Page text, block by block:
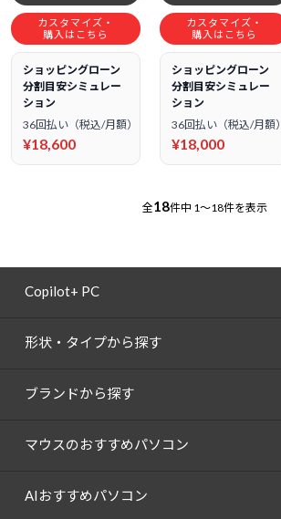
カスタマイズ・
購入はこちら
ショッピングローン
分割目安シミュレー
ション
36回払い（税込/月額）
¥18,600
カスタマイズ・
購入はこちら
ショッピングローン
分割目安シミュレー
ション
36回払い（税込/月額）
¥18,000
全18件中 1～18件を表示
Copilot+ PC
形状・タイプから探す
ブランドから探す
マウスのおすすめパソコン
AIおすすめパソコン